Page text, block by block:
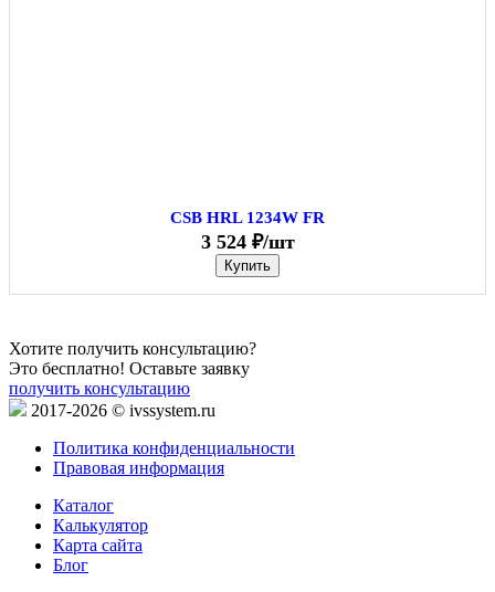
CSB HRL 1234W FR
3 524 ₽/шт
Купить
Хотите получить консультацию?
Это бесплатно! Оставьте заявку
получить консультацию
2017-2026 © ivssystem.ru
Политика конфиденциальности
Правовая информация
Каталог
Калькулятор
Карта сайта
Блог